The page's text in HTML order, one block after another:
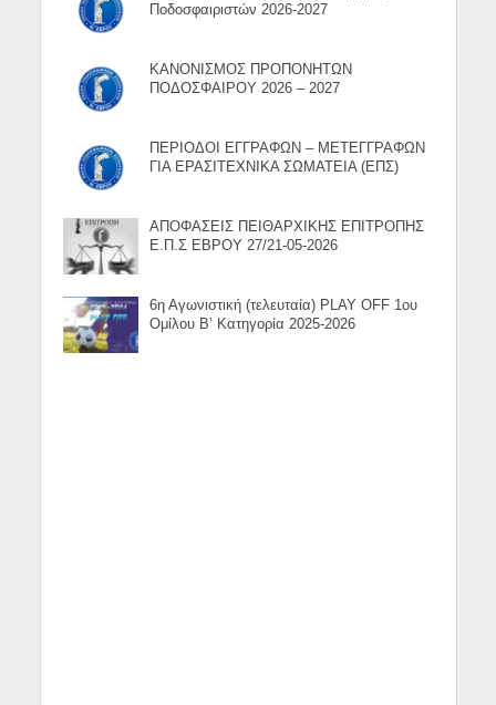
Ποδοσφαιριστών 2026-2027
ΚΑΝΟΝΙΣΜΟΣ ΠΡΟΠΟΝΗΤΩΝ
ΠΟΔΟΣΦΑΙΡΟΥ 2026 – 2027
ΠΕΡΙΟΔΟΙ ΕΓΓΡΑΦΩΝ – ΜΕΤΕΓΓΡΑΦΩΝ
ΓΙΑ ΕΡΑΣΙΤΕΧΝΙΚΑ ΣΩΜΑΤΕΙΑ (ΕΠΣ)
ΑΠΟΦΑΣΕΙΣ ΠΕΙΘΑΡΧΙΚΗΣ ΕΠΙΤΡΟΠΗΣ
Ε.Π.Σ ΕΒΡΟΥ 27/21-05-2026
6η Αγωνιστική (τελευταία) PLAY OFF 1ου
Ομίλου Β’ Κατηγορία 2025-2026